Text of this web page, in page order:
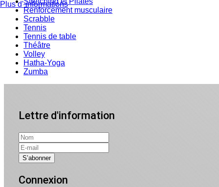
Renforcement musculaire
Scrabble
Tennis
Tennis de table
Théâtre
Volley
Hatha-Yoga
Zumba
Lettre d'information
Connexion
Plus d' informations